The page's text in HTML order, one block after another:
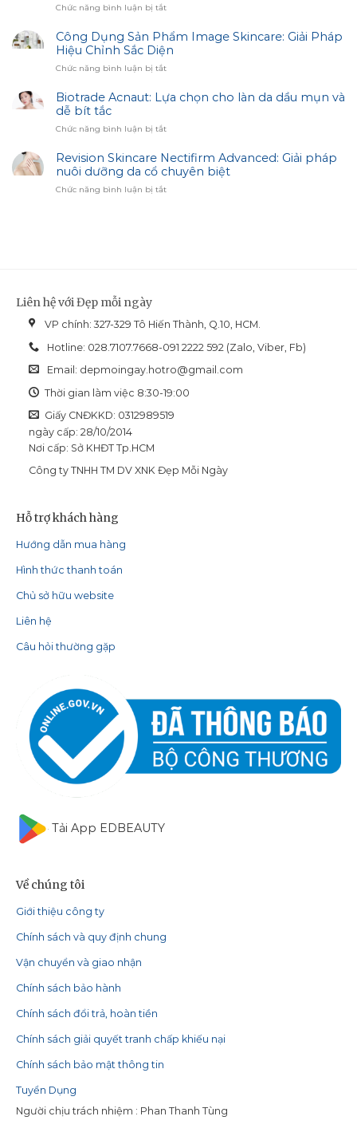
Privacy,
Billing
&
Access
Chức năng bình luận bị tắtở
Sóc
Thâm
Sạm
Bí
Sáng
Biotrade
Công Dụng Sản Phẩm Image Skincare: Giải Pháp
Hiệu Chỉnh Sắc Diện
Chức năng bình luận bị tắtở
Dụng
Sản
Image
Giải
Pháp
Chỉnh
Biotrade Acnaut: Lựa chọn cho làn da dầu mụn và
dễ bít tắc
Chức năng bình luận bị tắtở
Acnaut:
Lựa
chọn
cho
Revision Skincare Nectifirm Advanced: Giải pháp
nuôi dưỡng da cổ chuyên biệt
Chức năng bình luận bị tắtở
chuyên
biệt
Liên hệ với Đẹp mỗi ngày
VP chính: 327-329 Tô Hiến Thành, Q.10, HCM.
Hotline: 028.7107.7668-091 2222 592 (Zalo, Viber, Fb)
Email: depmoingay.hotro@gmail.com
Thời gian làm việc 8:30-19:00
Giấy CNĐKKD: 0312989519
ngày cấp: 28/10/2014
Nơi cấp: Sở KHĐT Tp.HCM
Công ty TNHH TM DV XNK Đẹp Mỗi Ngày
Hỗ trợ khách hàng
Hướng dẫn mua hàng
Hình thức thanh toán
Chủ sở hữu website
Liên hệ
Câu hỏi thường gặp
Tải App EDBEAUTY
Về chúng tôi
Giới thiệu công ty
Chính sách và quy định chung
Vận chuyển và giao nhận
Chính sách bảo hành
Chính sách đổi trả, hoàn tiền
Chính sách giải quyết tranh chấp khiếu nại
Chính sách bảo mật thông tin
Tuyển Dụng
Người chịu trách nhiệm : Phan Thanh Tùng